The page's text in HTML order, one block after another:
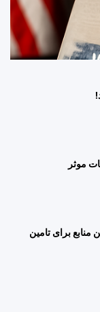
موثر
برای تامین